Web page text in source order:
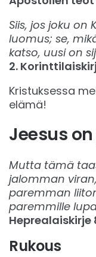
Siis, jos joku on
luomus; se,
katso, uusi on
2.
Kristuksessa
elämä!
Jeesus
Mutta tämä
jalomman
paremman
paremmille
Heprealaiskirje‬
Rukous